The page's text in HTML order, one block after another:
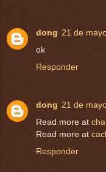
dong 21 de
ok
Responder
dong 21 de
Read more at
Read more at
Responder